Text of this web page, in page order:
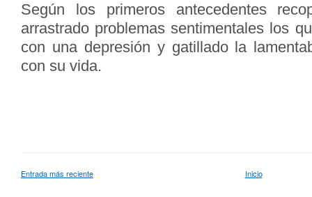
Según los primeros antecedentes
arrastrado problemas sentimentales los
con una depresión y gatillado la
con su vida.
Entrada más reciente Inicio